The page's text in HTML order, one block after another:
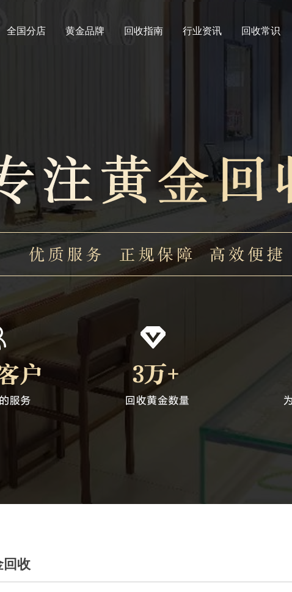
全国分店 黄金品牌 回收指南 行业资讯 回收常识
回收